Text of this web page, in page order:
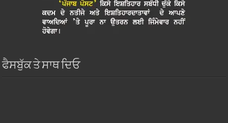
ਫੈਸਬੁੱਕ ਤੇ ਸਾਥ ਦਿਓ